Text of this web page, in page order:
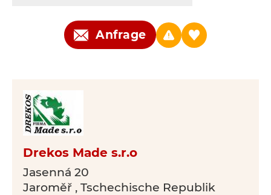
Anfrage
Drekos Made s.r.o
Jasenná 20
Jaroměř , Tschechische Republik